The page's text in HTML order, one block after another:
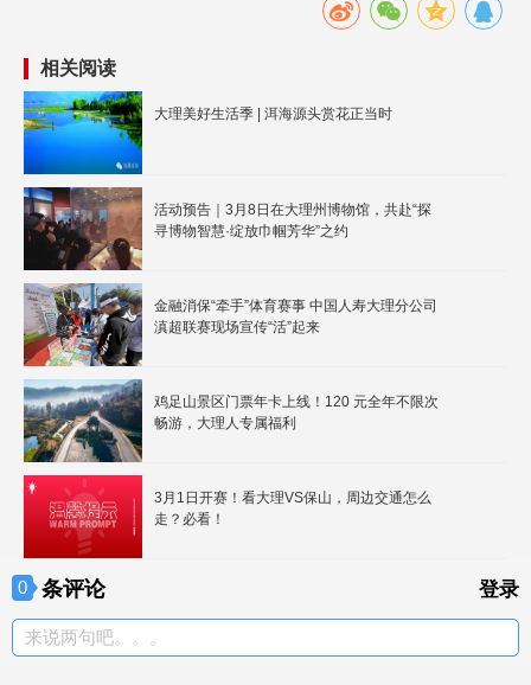
相关阅读
大理美好生活季 | 洱海源头赏花正当时
活动预告｜3月8日在大理州博物馆，共赴“探
寻博物智慧·绽放巾帼芳华”之约
金融消保“牵手”体育赛事 中国人寿大理分公司
滇超联赛现场宣传“活”起来
鸡足山景区门票年卡上线！120 元全年不限次
畅游，大理人专属福利
3月1日开赛！看大理VS保山，周边交通怎么
走？必看！
0 条评论 登录
来说两句吧。。。